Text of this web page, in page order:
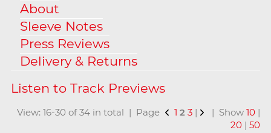
About
Sleeve Notes
Press Reviews
Delivery & Returns
View: 16-30 of 34 in total | Page 1 2 3 | | Show10 |
20 |50